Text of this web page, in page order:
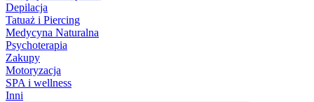
Depilacja
Tatuaż i Piercing
Medycyna Naturalna
Psychoterapia
Zakupy
Motoryzacja
SPA i wellness
Inni